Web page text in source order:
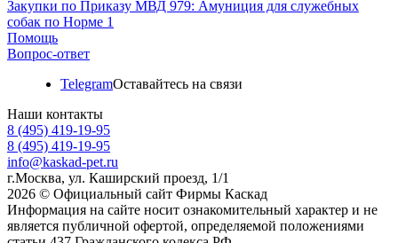
Закупки по Приказу МВД 979: Амуниция для служебных
собак по Норме 1
Помощь
Вопрос-ответ
TelegramОставайтесь на связи
Наши контакты
8 (495) 419-19-95
8 (495) 419-19-95
info@kaskad-pet.ru
г.Москва, ул. Каширский проезд, 1/1
2026 © Официальный сайт Фирмы Каскад
Информация на сайте носит ознакомительный характер и не
является публичной офертой, определяемой положениями